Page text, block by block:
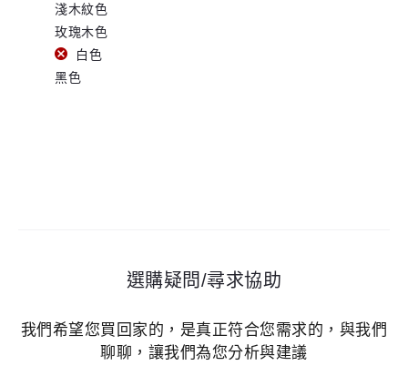
淺木紋色
玫瑰木色
白色
黑色
選購疑問/尋求協助
我們希望您買回家的，是真正符合您需求的，與我們
聊聊，讓我們為您分析與建議